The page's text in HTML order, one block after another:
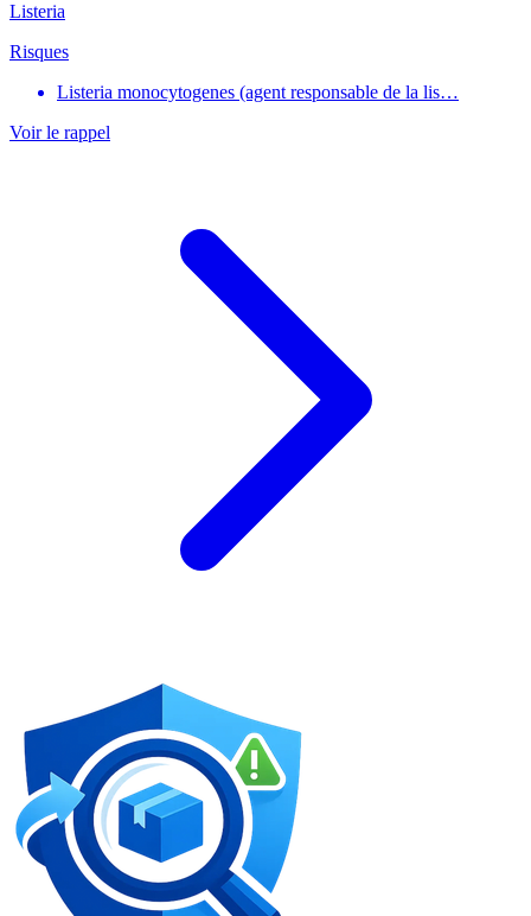
Listeria
Risques
Listeria monocytogenes (agent responsable de la lis…
Voir le rappel